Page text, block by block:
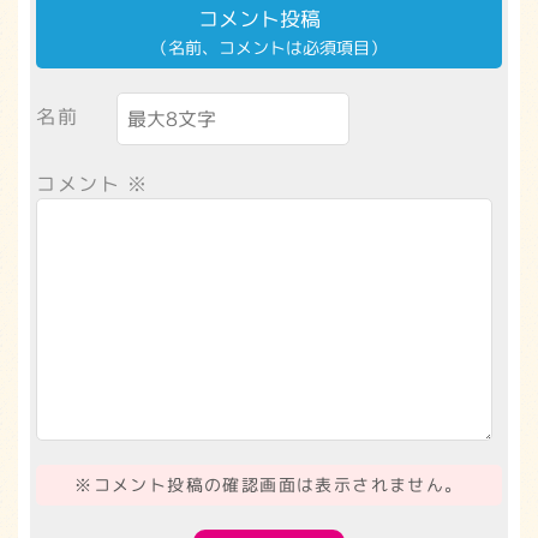
コメント投稿
（名前、コメントは必須項目）
名前
コメント ※
※コメント投稿の確認画面は表示されません。